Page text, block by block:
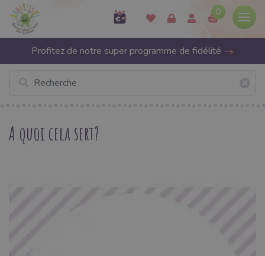
0
Profitez de notre super programme de fidélité
A quoi cela sert?